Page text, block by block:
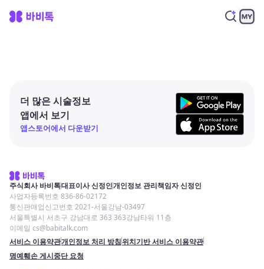
더 많은 시술정보
앱에서 보기
앱스토어에서 다운받기
주식회사 바비톡대표이사 신정인개인정보 관리책임자 신정인
사업자등록번호 836-86-02172
통신판매업신고번호 2021-서울강남-03497
서울특별시 서초구 강남대로 363 363강남타워 11층
이메일 cs@babitalk.com
서비스 이용약관개인정보 처리 방침위치기반 서비스 이용약관
명예훼손 게시중단 요청